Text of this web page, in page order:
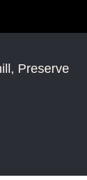
Preserve